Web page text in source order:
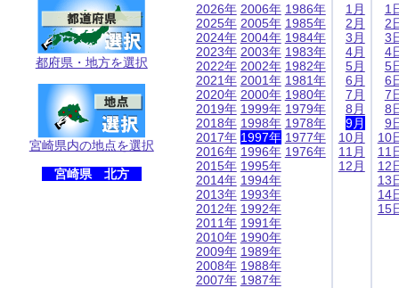
都府県・地方を選択
宮崎県内の地点を選択
宮崎県 北方
2026年
2025年
2024年
2023年
2022年
2021年
2020年
2019年
2018年
2017年
2016年
2015年
2014年
2013年
2012年
2011年
2010年
2009年
2008年
2007年
2006年
2005年
2004年
2003年
2002年
2001年
2000年
1999年
1998年
1997年
1996年
1995年
1994年
1993年
1992年
1991年
1990年
1989年
1988年
1987年
1986年
1985年
1984年
1983年
1982年
1981年
1980年
1979年
1978年
1977年
1976年
1月
2月
3月
4月
5月
6月
7月
8月
9月
10月
11月
12月
1
2
3
4
5
6
7
8
9
10
11
12
13
14
15